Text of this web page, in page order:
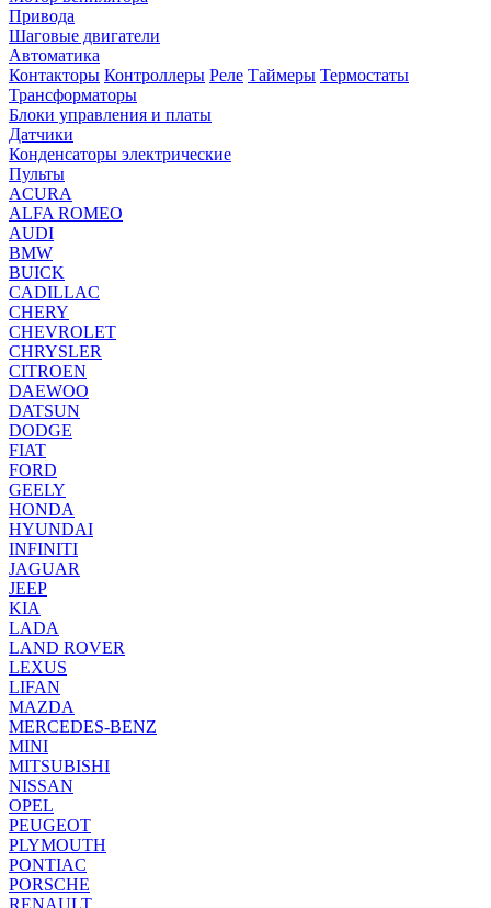
Привода
Шаговые двигатели
Автоматика
Контакторы Контроллеры Реле Таймеры Термостаты
Трансформаторы
Блоки управления и платы
Датчики
Конденсаторы электрические
Пульты
ACURA
ALFA ROMEO
AUDI
BMW
BUICK
CADILLAC
CHERY
CHEVROLET
CHRYSLER
CITROEN
DAEWOO
DATSUN
DODGE
FIAT
FORD
GEELY
HONDA
HYUNDAI
INFINITI
JAGUAR
JEEP
KIA
LADA
LAND ROVER
LEXUS
LIFAN
MAZDA
MERCEDES-BENZ
MINI
MITSUBISHI
NISSAN
OPEL
PEUGEOT
PLYMOUTH
PONTIAC
PORSCHE
RENAULT